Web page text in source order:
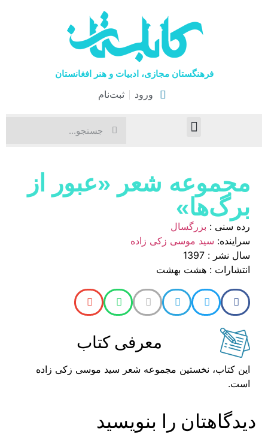
فرهنگستان مجازی، ادبیات و هنر افغانستان
ورود ثبت‌نام
مجموعه شعر «عبور از
برگ‌ها»
رده سنی : بزرگسال
سراینده: سید موسی زکی زاده
سال نشر : 1397
انتشارات : هشت بهشت
معرفی کتاب
این کتاب، نخستین مجموعه شعر سید موسی زکی زاده
است.
دیدگاهتان را بنویسید